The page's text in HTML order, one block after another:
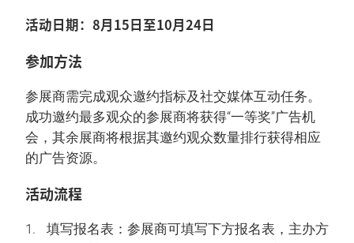
活动日期：8月15日至10月24日
参加方法
参展商需完成观众邀约指标及社交媒体互动任务。
成功邀约最多观众的参展商将获得“一等奖”广告机
会，其余展商将根据其邀约观众数量排行获得相应
的广告资源。
活动流程
填写报名表：参展商可填写下方报名表，主办方